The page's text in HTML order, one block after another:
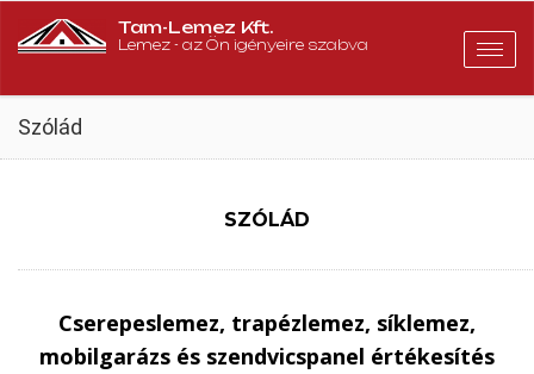
Tam-Lemez Kft.
Lemez - az Ön igényeire szabva
Szólád
SZÓLÁD
Cserepeslemez, trapézlemez, síklemez,
mobilgarázs és szendvicspanel értékesítés